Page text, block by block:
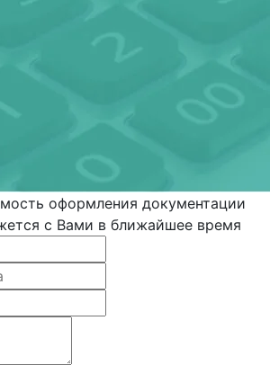
оформления документации
с Вами в ближайшее время